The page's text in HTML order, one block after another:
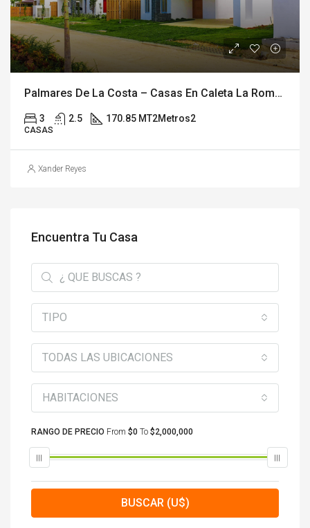
Palmares De La Costa – Casas En Caleta La Romana
3 2.5 170.85 MT2Metros2
CASAS
Xander Reyes
Encuentra Tu Casa
TIPO
TODAS LAS UBICACIONES
HABITACIONES
RANGO DE PRECIO From $0 To $2,000,000
BUSCAR (U$)